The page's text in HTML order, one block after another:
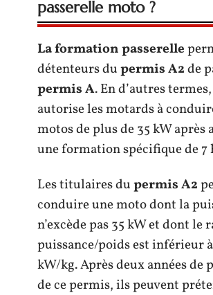
passerelle moto ?
La formation passerelle
détenteurs dupermis A2de
permis A. En d’autres
autorise les motards à
motos de plus de 35 kW après
une formation spécifique de 7
Les titulaires dupermis A2
conduire une moto dont la
n’excède pas 35 kW et dont le
puissance/poids est inférieur
kW/kg. Après deux années de
de ce permis, ils peuvent